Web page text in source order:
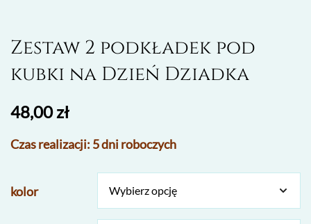
Zestaw 2 podkładek pod
kubki na Dzień Dziadka
48,00zł
Czas realizacji: 5 dni roboczych
kolor